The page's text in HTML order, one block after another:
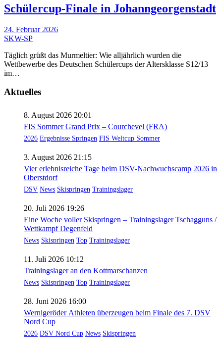
Schülercup-Finale in Johanngeorgenstadt
24. Februar 2026
SKW-SP
Täglich grüßt das Murmeltier: Wie alljährlich wurden die
Wettbewerbe des Deutschen Schülercups der Altersklasse S12/13
im…
Aktuelles
8. August 2026 20:01
FIS Sommer Grand Prix – Courchevel (FRA)
2026 Ergebnisse Springen FIS Weltcup Sommer
3. August 2026 21:15
Vier erlebnisreiche Tage beim DSV-Nachwuchscamp 2026 in
Oberstdorf
DSV News Skispringen Trainingslager
20. Juli 2026 19:26
Eine Woche voller Skispringen – Trainingslager Tschagguns /
Wettkampf Degenfeld
News Skispringen Top Trainingslager
11. Juli 2026 10:12
Trainingslager an den Kottmarschanzen
News Skispringen Top Trainingslager
28. Juni 2026 16:00
Wernigeröder Athleten überzeugen beim Finale des 7. DSV
Nord Cup
2026 DSV Nord Cup News Skispringen